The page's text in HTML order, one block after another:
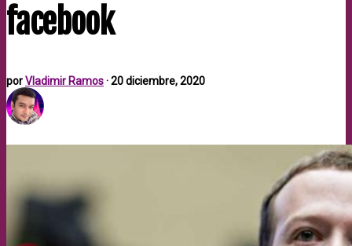
facebook
porVladimir Ramos·20 diciembre, 2020